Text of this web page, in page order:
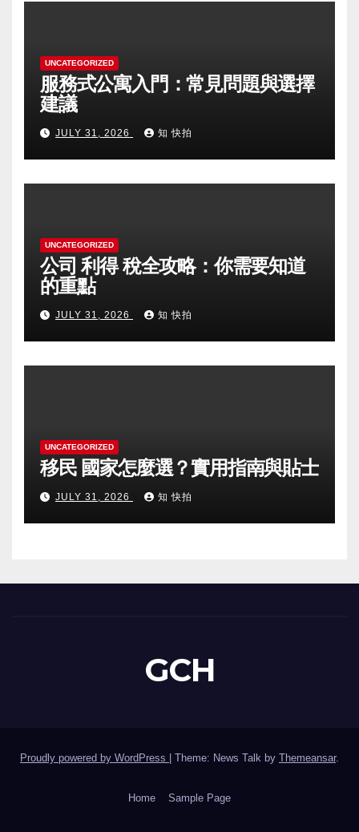
UNCATEGORIZED
服務式公寓入門：常見問題與選擇
建議
JULY 31, 2026 知 快拍
UNCATEGORIZED
公司 利得 稅全攻略：你需要知道
的重點
JULY 31, 2026 知 快拍
UNCATEGORIZED
移民 國家怎麼選？實用指南與貼士
JULY 31, 2026 知 快拍
GCH
Proudly powered by WordPress Theme: News Talk by Themeansar.
Home Sample Page